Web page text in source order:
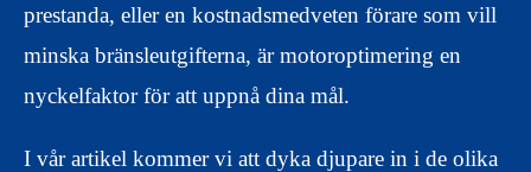
prestanda, eller en kostnadsmedveten förare som vill
minska bränsleutgifterna, är motoroptimering en
nyckelfaktor för att uppnå dina mål.
I vår artikel kommer vi att dyka djupare in i de olika